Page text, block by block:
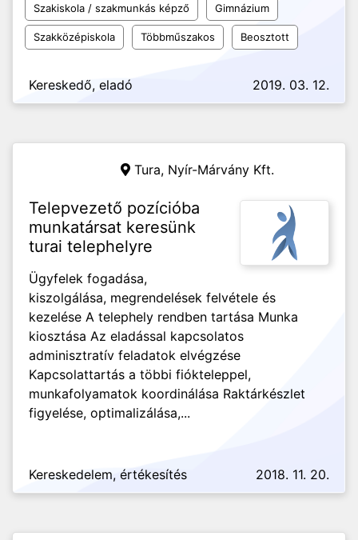
Szakiskola / szakmunkás képző Gimnázium
Szakközépiskola Többműszakos Beosztott
Kereskedő, eladó 2019. 03. 12.
Tura, Nyír-Márvány Kft.
Telepvezető pozícióba
munkatársat keresünk
turai telephelyre
Ügyfelek fogadása,
kiszolgálása, megrendelések felvétele és
kezelése A telephely rendben tartása Munka
kiosztása Az eladással kapcsolatos
adminisztratív feladatok elvégzése
Kapcsolattartás a többi fiókteleppel,
munkafolyamatok koordinálása Raktárkészlet
figyelése, optimalizálása,...
Kereskedelem, értékesítés 2018. 11. 20.